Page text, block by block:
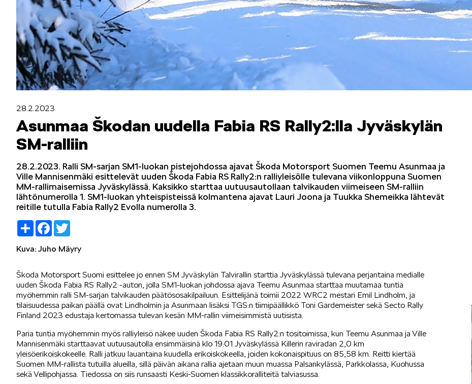
ŠKODA MEDIASSA
SPONSOROINTI &
YHTEISTYÖ
Mallit
FABIA
ELROQ EPIQ PEAQ
28.2.2023
Asunmaa Škodan uudella Fabia RS Rally2:lla Jyväskylän
SM-ralliin
28.2.2023. Ralli SM-sarjan SM1-luokan pistejohdossa ajavat Škoda Motorsport Suomen Teemu Asunmaa ja
Ville Mannisenmäki esittelevät uuden Škoda Fabia RS Rally2:n ralliyleisölle tulevana viikonloppuna Suomen
MM-rallimaisemissa Jyväskylässä. Kaksikko starttaa uutuusautollaan talvikauden viimeiseen SM-ralliin
lähtönumerolla 1. SM1-luokan yhteispisteissä kolmantena ajavat Lauri Joona ja Tuukka Shemeikka lähtevät
reitille tutulla Fabia Rally2 Evolla numerolla 3.
Share Facebook
Kuva: Juho Mäyry
Škoda Motorsport Suomi esittelee jo ennen SM Jyväskylän Talvirallin starttia Jyväskylässä tulevana perjantaina medialle
uuden Škoda Fabia RS Rally2 -auton, jolla SM1-luokan johdossa ajava Teemu Asunmaa starttaa muutamaa tuntia
myöhemmin ralli SM-sarjan talvikauden päätösosakilpailuun. Esittelijänä toimii 2022 WRC2 mestari Emil Lindholm, ja
tilaisuudessa paikan päällä ovat Lindholmin ja Asunmaan lisäksi TGS:n tiimipäällikkö Toni Gardemeister sekä Secto Rally
Finland 2023 edustaja kertomassa tulevan kesän MM-rallin viimeisimmistä uutisista.
Paria tuntia myöhemmin myös ralliyleisö näkee uuden Škoda Fabia RS Rally2:n tositoimissa, kun Teemu Asunmaa ja Ville
Mannisenmäki starttaavat uutuusautolla ensimmäisinä klo 19:01 Jyväskylässä Killerin raviradan 2,0 km
yleisöerikoiskokeelle. Ralli jatkuu lauantaina kuudella erikoiskokeella, joiden kokonaispituus on 85,58 km. Reitti kiertää
Suomen MM-rallista tutuilla alueilla, sillä päivän aikana rallia ajetaan muun muassa Palsankylässä, Parkkolassa, Kuohussa
sekä Vellipohjassa. Tiedossa on siis runsaasti Keski-Suomen klassikkoralliteitä talviasussa.